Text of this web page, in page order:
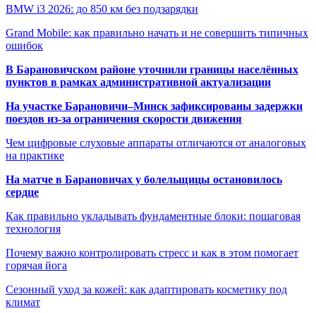
BMW i3 2026: до 850 км без подзарядки
Grand Mobile: как правильно начать и не совершить типичных
ошибок
В Барановичском районе уточнили границы населённых
пунктов в рамках административной актуализации
На участке Барановичи–Минск зафиксированы задержки
поездов из-за ограничения скорости движения
Чем цифровые слуховые аппараты отличаются от аналоговых
на практике
На матче в Барановичах у болельщицы остановилось
сердце
Как правильно укладывать фундаментные блоки: пошаговая
технология
Почему важно контролировать стресс и как в этом помогает
горячая йога
Сезонный уход за кожей: как адаптировать косметику под
климат